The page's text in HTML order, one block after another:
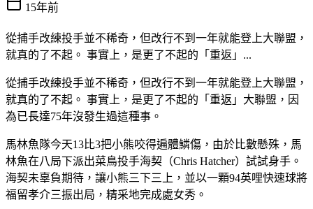
15年前
從捕手改練投手並不稀奇，但改行不到一年就能登上大聯盟，
就真的了不起。 事實上，是更了不起的「重返」...
從捕手改練投手並不稀奇，但改行不到一年就能登上大聯盟，
就真的了不起。 事實上，是更了不起的「重返」大聯盟，因
為已長達75年沒發生過這種事。
馬林魚隊今天13比3把小熊咬得遍體鱗傷，由於比數懸殊，馬
林魚在八局下派出菜鳥投手海契（Chris Hatcher）試試身手。
海契未辜負期待，讓小熊三下三上，並以一顆94英哩快速球將
福留孝介三振出局，精采地完成處女秀。